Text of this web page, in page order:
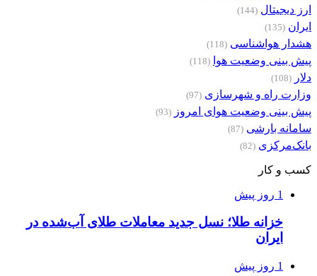
ارز دیجیتال (144)
ایران (135)
هشدار هواشناسی (118)
پیش بینی وضعیت هوا (118)
دلار (108)
وزارت راه و شهرسازی (97)
پیش بینی وضعیت هوای امروز (93)
سامانه بارشی (87)
بانک‌مرکزی (82)
کسب و کار
1 روز پیش
خزانه طلا؛ نسل جدید معاملات طلای آب‌شده در
ایران
1 روز پیش